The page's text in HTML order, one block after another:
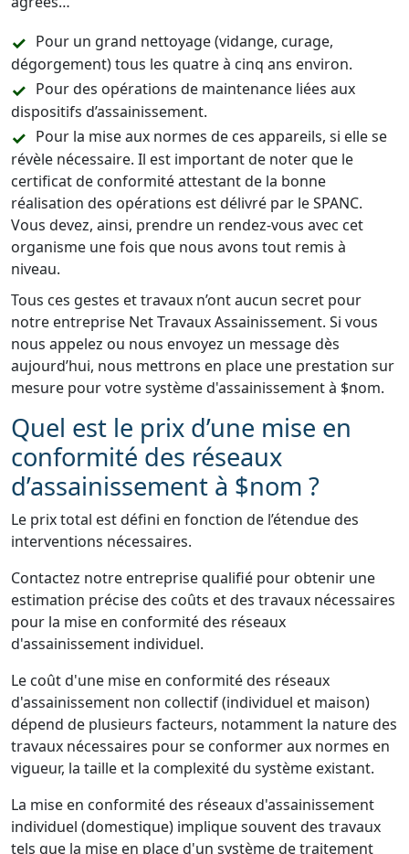
Pour un grand nettoyage (vidange, curage,
dégorgement) tous les quatre à cinq ans environ.
Pour des opérations de maintenance liées aux
dispositifs d’assainissement.
Pour la mise aux normes de ces appareils, si elle se
révèle nécessaire. Il est important de noter que le
certificat de conformité attestant de la bonne
réalisation des opérations est délivré par le SPANC.
Vous devez, ainsi, prendre un rendez-vous avec cet
organisme une fois que nous avons tout remis à
niveau.
Tous ces gestes et travaux n’ont aucun secret pour
notre entreprise Net Travaux Assainissement. Si vous
nous appelez ou nous envoyez un message dès
aujourd’hui, nous mettrons en place une prestation sur
mesure pour votre système d'assainissement à $nom.
Quel est le prix d’une mise en
conformité des réseaux
d’assainissement à $nom ?
Le prix total est défini en fonction de l’étendue des
interventions nécessaires.
Contactez notre entreprise qualifié pour obtenir une
estimation précise des coûts et des travaux nécessaires
pour la mise en conformité des réseaux
d'assainissement individuel.
Le coût d'une mise en conformité des réseaux
d'assainissement non collectif (individuel et maison)
dépend de plusieurs facteurs, notamment la nature des
travaux nécessaires pour se conformer aux normes en
vigueur, la taille et la complexité du système existant.
La mise en conformité des réseaux d'assainissement
individuel (domestique) implique souvent des travaux
tels que la mise en place d'un système de traitement